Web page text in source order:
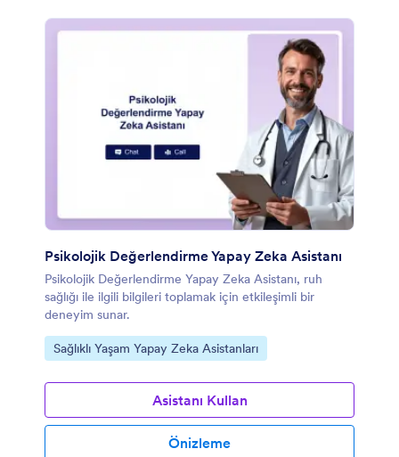
Psikolojik Değerlendirme Yapay Zeka Asistanı
Psikolojik Değerlendirme Yapay Zeka Asistanı, ruh
sağlığı ile ilgili bilgileri toplamak için etkileşimli bir
deneyim sunar.
Kategoriye git:
Sağlıklı Yaşam Yapay Zeka Asistanları
Asistanı Kullan
Önizleme